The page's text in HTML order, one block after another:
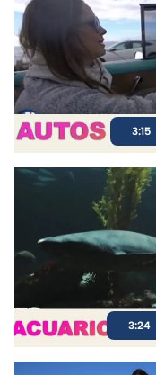
3:15
3:24